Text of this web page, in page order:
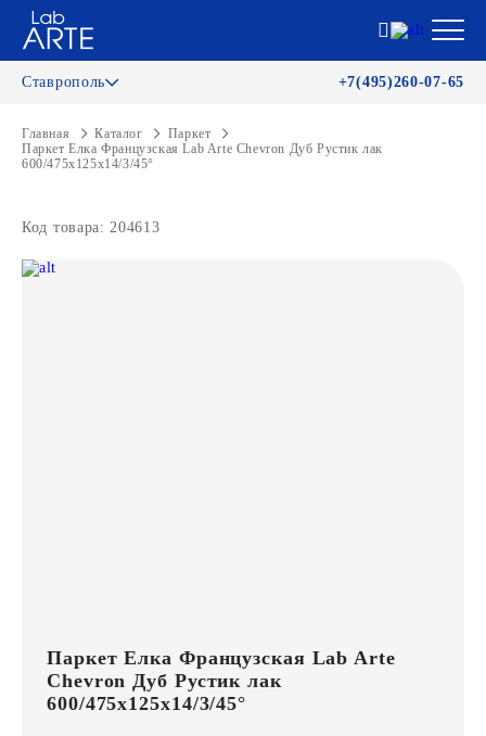
Ставрополь +7(495)260-07-65
Главная Каталог
Паркет
Паркет Елка Французская Lab Arte Chevron Дуб Рустик лак
600/475х125х14/3/45°
Код товара: 204613
Паркет Елка Французская Lab Arte
Chevron Дуб Рустик лак
600/475х125х14/3/45°